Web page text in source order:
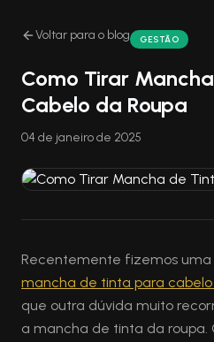
Voltar para o blog GESTÃO
Como Tirar
Cabelo da Roupa
04 de janeiro de 2025
Recentemente fizemos
mancha de tinta para
que outra dúvida muito
a mancha de tinta da roupa.